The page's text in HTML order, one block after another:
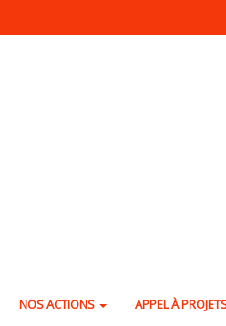
NOS ACTIONS APPEL À